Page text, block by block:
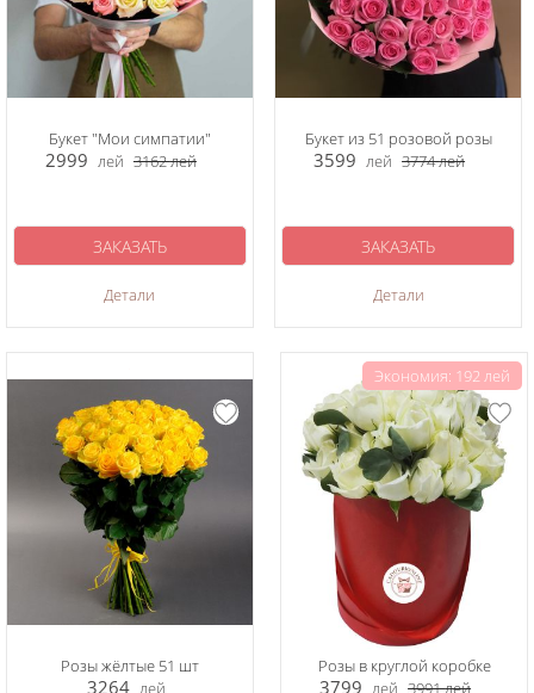
Букет "Мои симпатии"
2999 лей 3162лей
Детали
ЗАКАЗАТЬ
Букет из 51 розовой розы
3599 лей 3774лей
Детали
ЗАКАЗАТЬ
Розы жёлтые 51 шт
3264 лей
Экономия: 192 лей
Розы в круглой коробке
3799 лей 3991лей